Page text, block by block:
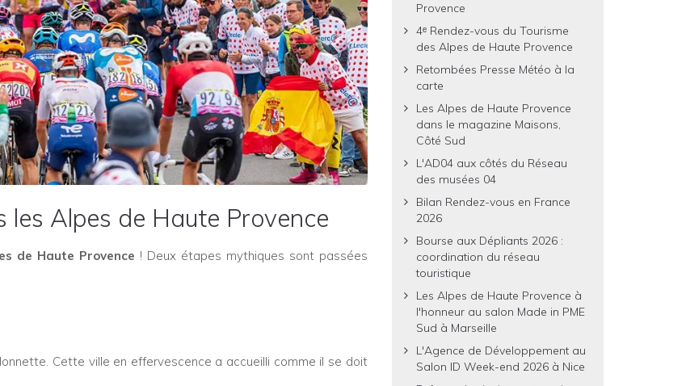
les Alpes de Haute Provence
de Haute Provence ! Deux étapes mythiques sont passées
Cette ville en effervescence a accueilli comme il se doit
Provence
4ᵉ Rendez-vous du Tourisme
des Alpes de Haute Provence
Retombées Presse Météo à la
carte
Les Alpes de Haute Provence
dans le magazine Maisons,
Côté Sud
L'AD04 aux côtés du Réseau
des musées 04
Bilan Rendez-vous en France
2026
Bourse aux Dépliants 2026 :
coordination du réseau
touristique
Les Alpes de Haute Provence à
l'honneur au salon Made in PME
Sud à Marseille
L'Agence de Développement au
Salon ID Week-end 2026 à Nice